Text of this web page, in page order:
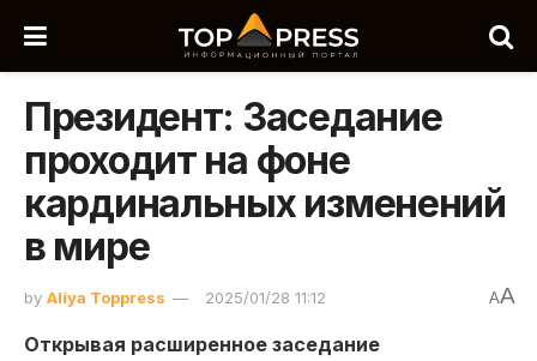
Президент: Заседание
проходит на фоне
кардинальных изменений
в мире
by Aliya Toppress 2025/01/28 11:12 AA
Открывая расширенное заседание